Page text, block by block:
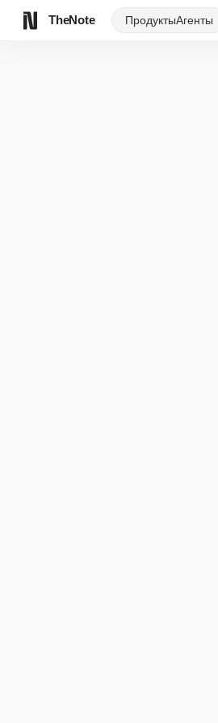
TheNote ПродуктыАгенты